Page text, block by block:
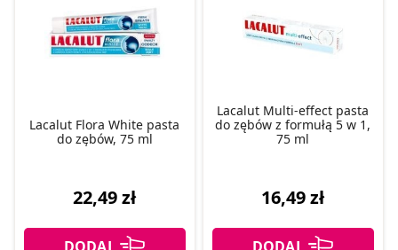
Lacalut Flora White pasta
do zębów, 75 ml
22,49 zł
Lacalut Multi-effect pasta
do zębów z formułą 5 w 1,
75 ml
16,49 zł